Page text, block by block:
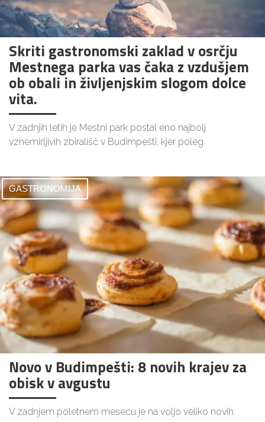
Skriti gastronomski zaklad v osrčju
Mestnega parka vas čaka z vzdušjem
ob obali in življenjskim slogom dolce
vita.
V zadnjih letih je Mestni park postal eno najbolj
vznemirljivih zbirališč v Budimpešti, kjer poleg
GASTRONOMIJA
Novo v Budimpešti: 8 novih krajev za
obisk v avgustu
V zadnjem poletnem mesecu je na voljo veliko novih